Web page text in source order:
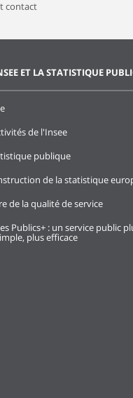
contact
ET LA STATISTIQUE
de l'Insee
publique
de la statistique
de la qualité de service
Publics+ : un service public
plus efficace